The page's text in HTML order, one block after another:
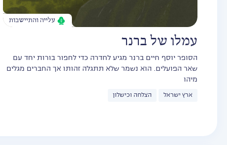
עלייה והתיישבות
עמלו של ברנר
הסופר יוסף חיים ברנר מגיע לחדרה כדי לחפור בורות יחד עם
שאר הפועלים. הוא נשמר שלא תתגלה זהותו אך החברים מגלים
מיהו
ארץ ישראל הצלחה וכישלון